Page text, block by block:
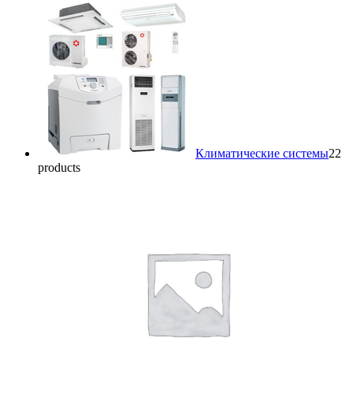
Климатические системы22
products